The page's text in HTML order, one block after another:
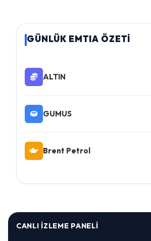
GÜNLÜK EMTIA ÖZETİ
ALTIN
GUMUS
Brent Petrol
CANLI İZLEME PANELI